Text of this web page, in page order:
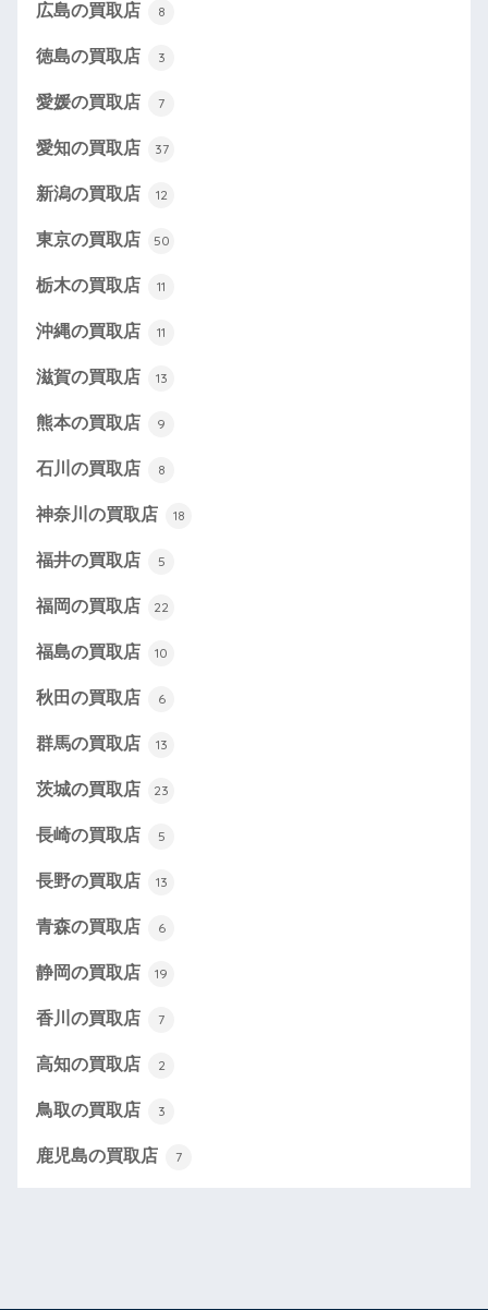
広島の買取店 8
徳島の買取店 3
愛媛の買取店 7
愛知の買取店 37
新潟の買取店 12
東京の買取店 50
栃木の買取店 11
沖縄の買取店 11
滋賀の買取店 13
熊本の買取店 9
石川の買取店 8
神奈川の買取店 18
福井の買取店 5
福岡の買取店 22
福島の買取店 10
秋田の買取店 6
群馬の買取店 13
茨城の買取店 23
長崎の買取店 5
長野の買取店 13
青森の買取店 6
静岡の買取店 19
香川の買取店 7
高知の買取店 2
鳥取の買取店 3
鹿児島の買取店 7